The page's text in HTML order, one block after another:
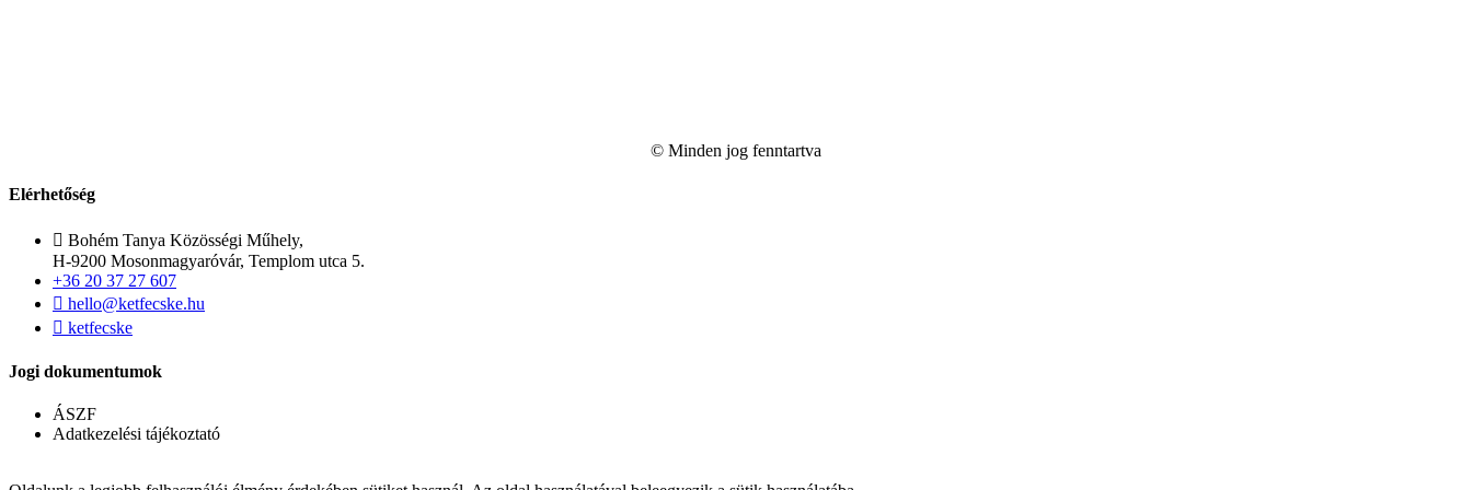
© Minden jog fenntartva
Elérhetőség
Bohém Tanya Közösségi Műhely,
H-9200 Mosonmagyaróvár, Templom utca 5.
+36 20 37 27 607
hello@ketfecske.hu
ketfecske
Jogi dokumentumok
ÁSZF
Adatkezelési tájékoztató